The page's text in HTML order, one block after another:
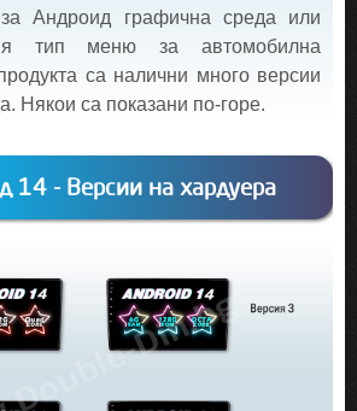
за Андроид графична среда или
тип меню за автомобилна
са налични много версии
Някои са показани по-горе.
14 - Версии на хардуера